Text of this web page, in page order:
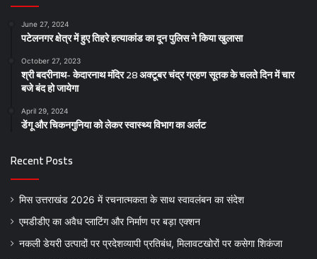
June 27, 2024
पटेलनगर क्षेत्र में हुए तिहरे हत्याकांड का दून पुलिस ने किया खुलासा
October 27, 2023
श्री बदरीनाथ- केदारनाथ मंदिर 28 अक्टूबर चंद्र ग्रहण सूतक के चलते दिन में चार
बजे बंद हो जायेगा
April 29, 2024
डेंगू और चिकनगुनिया को लेकर स्वास्थ्य विभाग का अर्लट
Recent Posts
मिस उत्तराखंड 2026 में रचनात्मकता के साथ स्वावलंबन का संदेश
एमडीडीए का अवैध प्लाटिंग और निर्माण पर बड़ा एक्शन
नकली डेयरी उत्पादों पर प्रदेशव्यापी प्रतिबंध, मिलावटखोरों पर कसेगा शिकंजा